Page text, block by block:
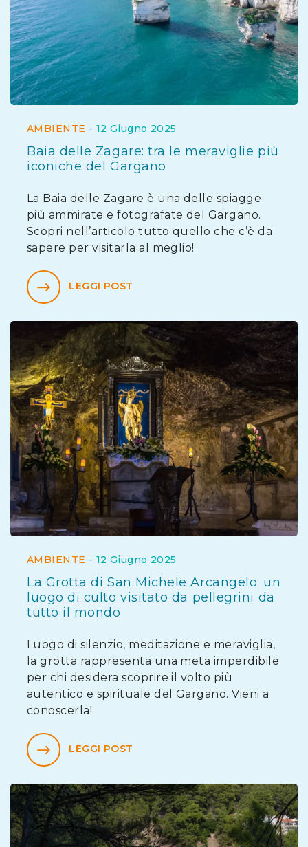
AMBIENTE - 12 Giugno 2025
Baia delle Zagare: tra le meraviglie più
iconiche del Gargano
La Baia delle Zagare è una delle spiagge
più ammirate e fotografate del Gargano.
Scopri nell’articolo tutto quello che c’è da
sapere per visitarla al meglio!
LEGGI POST
AMBIENTE - 12 Giugno 2025
La Grotta di San Michele Arcangelo: un
luogo di culto visitato da pellegrini da
tutto il mondo
Luogo di silenzio, meditazione e meraviglia,
la grotta rappresenta una meta imperdibile
per chi desidera scoprire il volto più
autentico e spirituale del Gargano. Vieni a
conoscerla!
LEGGI POST